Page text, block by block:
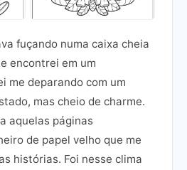
fuçando numa caixa cheia
encontrei em um
me deparando com um
mas cheio de charme.
aquelas páginas
de papel velho que me
histórias. Foi nesse clima